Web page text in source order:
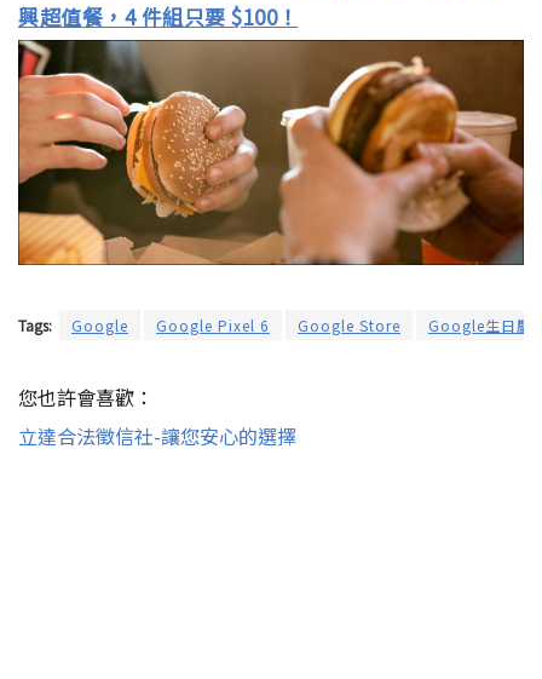
興超值餐，4 件組只要 $100！
Tags: Google Google Pixel 6 Google Store Google生日慶
您也許會喜歡：
立達合法徵信社-讓您安心的選擇